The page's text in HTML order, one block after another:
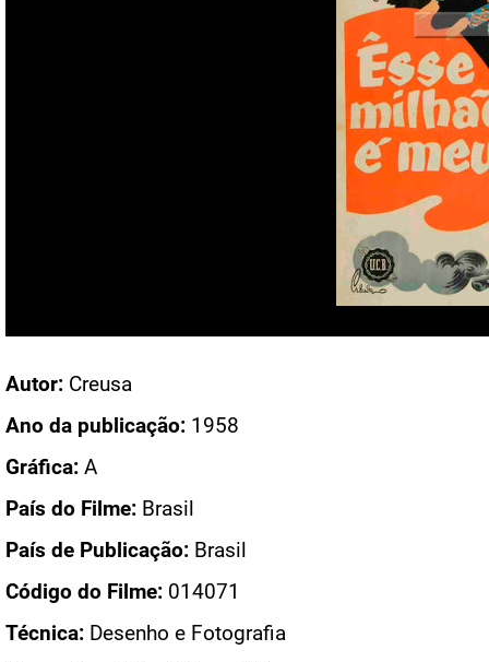
Autor: Creusa
Ano da publicação: 1958
Gráfica: A
País do Filme: Brasil
País de Publicação: Brasil
Código do Filme: 014071
Técnica: Desenho e Fotografia